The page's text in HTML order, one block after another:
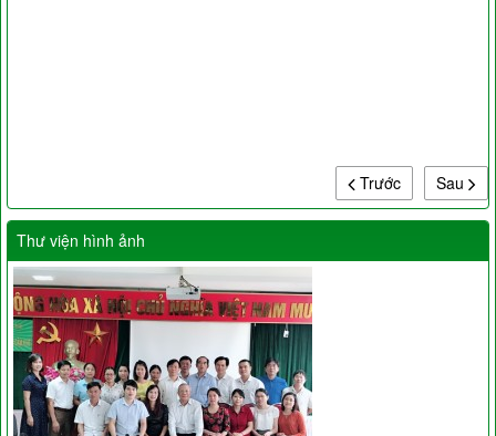
Sau
Trước
Thư viện hình ảnh